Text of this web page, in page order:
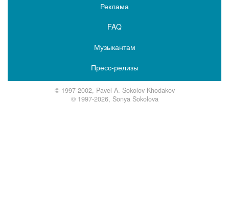
Реклама
FAQ
Музыкантам
Пресс-релизы
© 1997-2002, Pavel A. Sokolov-Khodakov
© 1997-2026, Sonya Sokolova